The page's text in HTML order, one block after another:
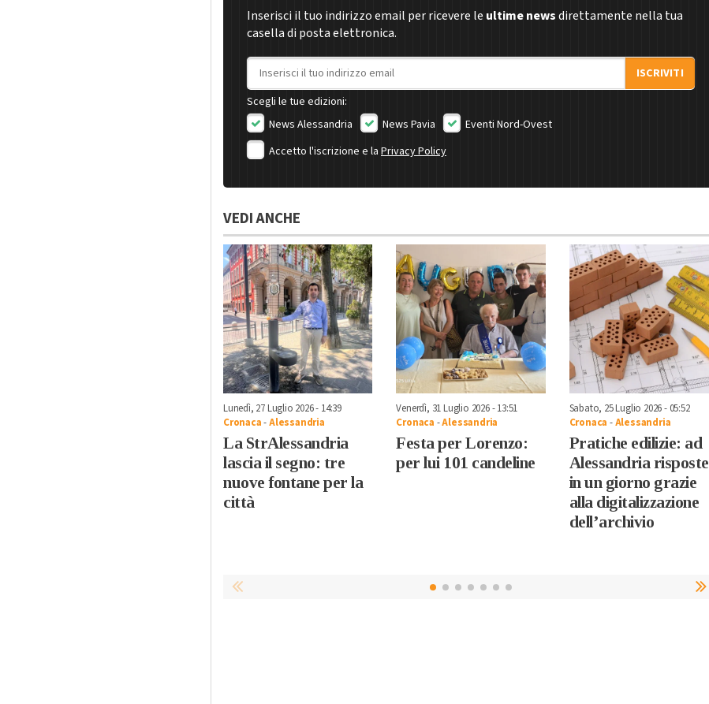
Inserisci il tuo indirizzo email per ricevere le ultime newsdirettamente nella tua
casella di posta elettronica.
Indirizzo email
ISCRIVITI
Scegli le tue edizioni:
News Alessandria
News Pavia
Eventi Nord-Ovest
Accetto l'iscrizione e la Privacy Policy
VEDI ANCHE
Lunedì, 27 Luglio 2026 - 14:39
Cronaca-Alessandria
La StrAlessandria
lascia il segno: tre
nuove fontane per la
città
Venerdì, 31 Luglio 2026 - 13:51
Cronaca -Alessandria
Festa per Lorenzo:
per lui 101 candeline
Sabato, 25 Luglio 2026 - 05:52
Cronaca -Alessandria
Pratiche edilizie: ad
Alessandria risposte
in un giorno grazie
alla digitalizzazione
dell’archivio